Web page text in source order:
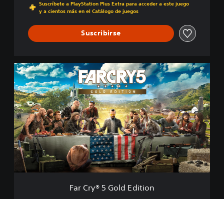
Suscríbete a PlayStation Plus Extra para acceder a este juego
y a cientos más en el Catálogo de juegos
Suscribirse
F
a
r
C
r
y
®
5
G
o
l
d
Far Cry® 5 Gold Edition